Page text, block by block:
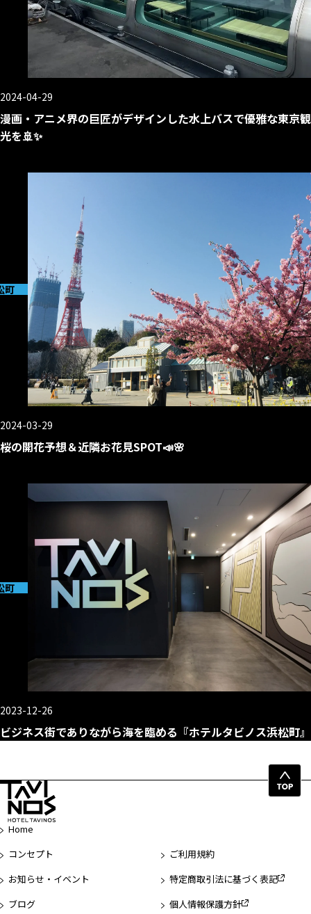
2024-04-29
漫画・アニメ界の巨匠がデザインした水上バスで優雅な東京観
光を🚢✨
町
2024-03-29
桜の開花予想＆近隣お花見SPOT📣🌸
町
2023-12-26
ビジネス街でありながら海を臨める『ホテルタビノス浜松町』
ペ
Home
コンセプト
お知らせ・イベント
ブログ
ご利用規約
特定商取引法に基づく表記
個人情報保護方針